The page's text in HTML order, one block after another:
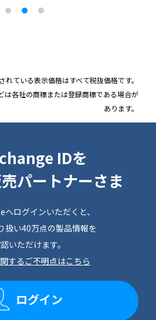
ている表示価格はすべて税抜価格です。
各社の商標または登録商標である場合が
あります。
IDを
パートナーさま
ログインいただくと、
扱い40万点の製品情報を
いただけます。
するご不明点はこちら
ログイン